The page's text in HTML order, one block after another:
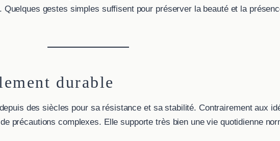
Quelques gestes simples suffisent pour préserver la beauté et la
durable
des siècles pour sa résistance et sa stabilité. Contrairement aux
précautions complexes. Elle supporte très bien une vie quotidienne